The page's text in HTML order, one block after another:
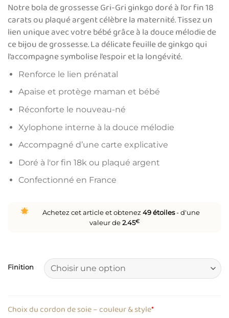
Notre bola de grossesse Gri-Gri ginkgo doré à l’or fin 18
carats ou plaqué argent célèbre la maternité. Tissez un
lien unique avec votre bébé grâce à la douce mélodie de
ce bijou de grossesse. La délicate feuille de ginkgo qui
l’accompagne symbolise l’espoir et la longévité.
Renforce le lien prénatal
Apaise et protège maman et bébé
Réconforte le nouveau-né
Xylophone interne à la douce mélodie
Accompagné d’une carte explicative
Doré à l'or fin 18k ou plaqué argent
Confectionné en France
Achetez cet article et obtenez 49étoiles- d'une
valeur de2.45€
Finition
*
Choix du cordon de soie – couleur & style